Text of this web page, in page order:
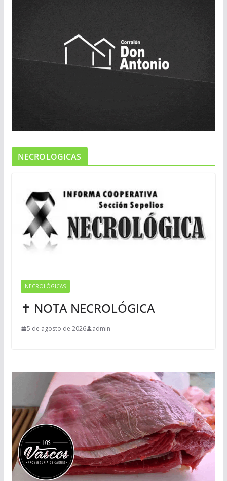
NECROLOGICAS
NECROLÓGICAS
✝ NOTA NECROLÓGICA
5 de agosto de 2026 admin